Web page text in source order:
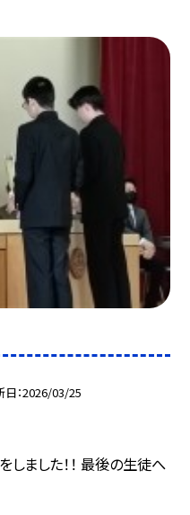
日 2026/03/25
ました！！ 最後の生徒へ